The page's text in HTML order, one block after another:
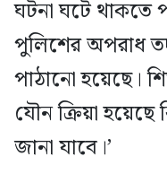
ঘটনা ঘটে থাকতে
পুলিশের অপরাধ
পাঠানো হয়েছে।
যৌন ক্রিয়া হয়েছে
জানা যাবে।’